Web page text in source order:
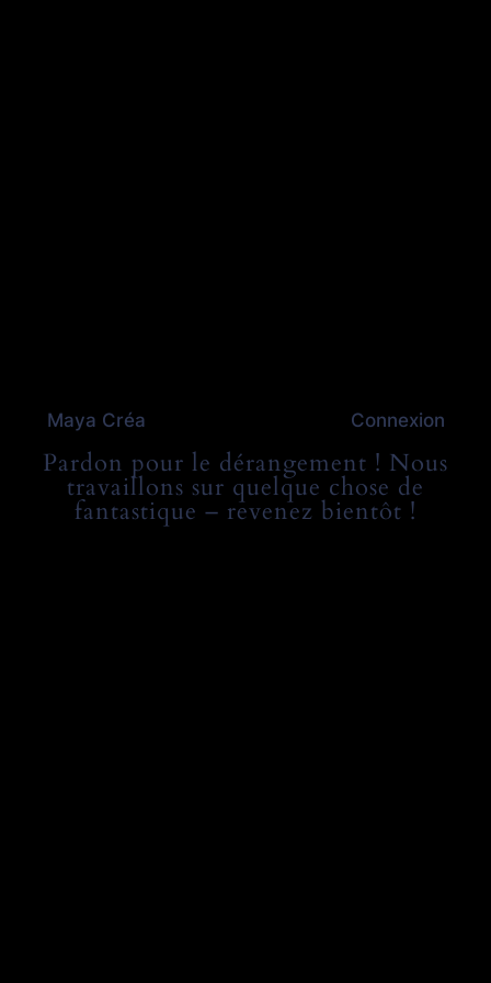
Maya Créa Connexion
Pardon pour le dérangement ! Nous
travaillons sur quelque chose de
fantastique – revenez bientôt !